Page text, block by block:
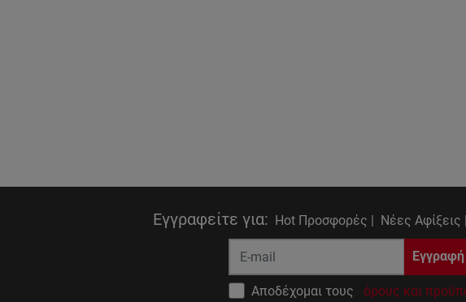
Εγγραφείτε για: Hot Προσφορές | Νέες Αφίξεις |
Εγγραφή
Αποδέχομαι τους όρους και